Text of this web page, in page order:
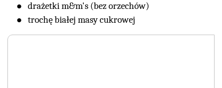
drażetki m&m's (bez orzechów)
trochę białej masy cukrowej